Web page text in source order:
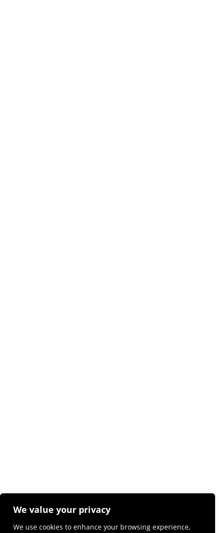
We value your privacy
We use cookies to enhance your browsing experience,